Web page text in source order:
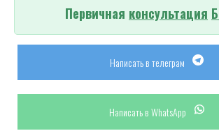
Первичная консультация
Написать в телеграм
Написать в WhatsApp